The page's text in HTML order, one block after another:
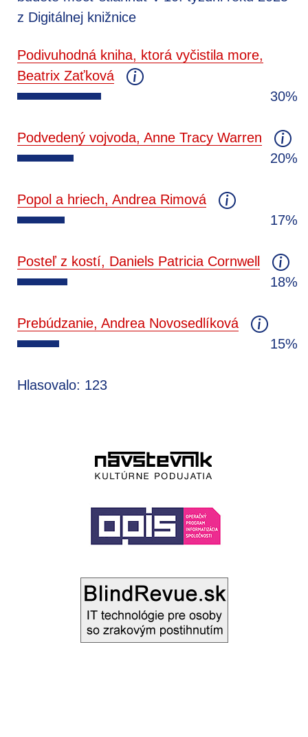
z Digitálnej knižnice
Podivuhodná kniha, ktorá vyčistila more,
Beatrix Zaťková
30%
Podvedený vojvoda, Anne Tracy Warren
20%
Popol a hriech, Andrea Rimová
17%
Posteľ z kostí, Daniels Patricia Cornwell
18%
Prebúdzanie, Andrea Novosedlíková
15%
Hlasovalo: 123